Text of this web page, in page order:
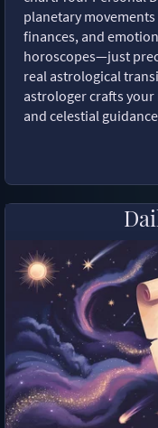
planetary
finances, and
horoscopes—just
real astrological
astrologer crafts
and celestial